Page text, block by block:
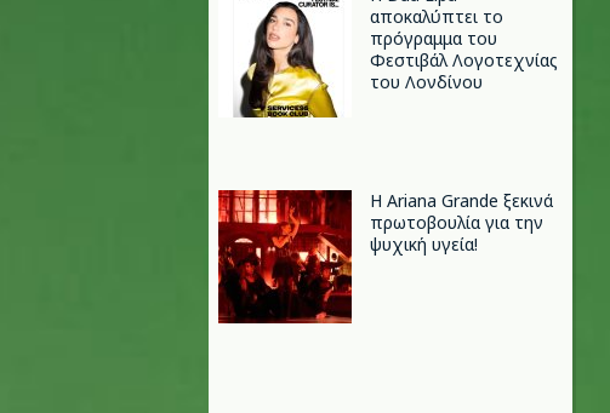
αποκαλύπτει το
πρόγραμμα του
Φεστιβάλ Λογοτεχνίας
του Λονδίνου
Η Ariana Grande ξεκινά
πρωτοβουλία για την
ψυχική υγεία!